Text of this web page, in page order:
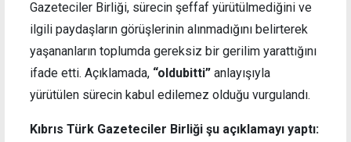
Gazeteciler Birliği, sürecin şeffaf yürütülmediğini ve
ilgili paydaşların görüşlerinin alınmadığını belirterek
yaşananların toplumda gereksiz bir gerilim yarattığını
ifade etti. Açıklamada, “oldubitti” anlayışıyla
yürütülen sürecin kabul edilemez olduğu vurgulandı.
Kıbrıs Türk Gazeteciler Birliği şu açıklamayı yaptı: